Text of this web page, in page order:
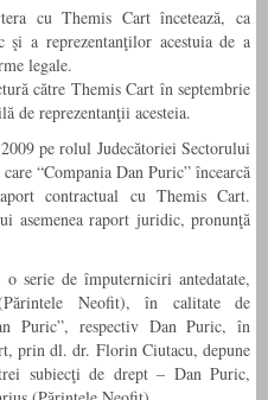
cu Themis Cart încetează, ca
a reprezentanţilor acestuia de a
legale.
către Themis Cart în septembrie
de reprezentanţii acesteia.
pe rolul Judecătoriei Sectorului
“Compania Dan Puric” încearcă
contractual cu Themis Cart.
asemenea raport juridic, pronunţă
o serie de împuterniciri antedatate,
Neofit), în calitate de
Puric”, respectiv Dan Puric, în
prin dl. dr. Florin Ciutacu, depune
subiecţi de drept – Dan Puric,